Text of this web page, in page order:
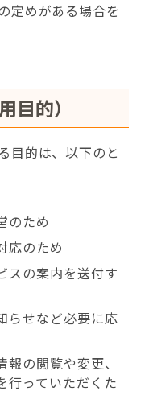
定めがある場合を
目的）
目的は、以下のと
のため
応のため
スの案内を送付す
らせなど必要に応
の閲覧や変更、
行っていただくた